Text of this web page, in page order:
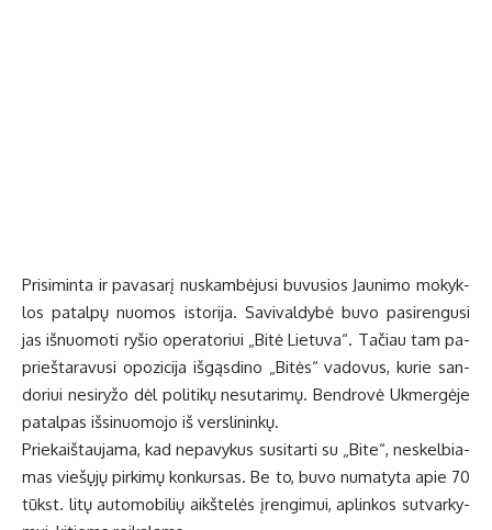
Pri­si­min­ta ir pa­va­sa­rį nu­skam­bė­ju­si bu­vu­sios Jau­ni­mo mo­kyk­
los pa­tal­pų nuo­mos is­to­ri­ja. Sa­vi­val­dy­bė bu­vo pa­si­ren­gu­si
jas iš­nuo­mo­ti ry­šio ope­ra­to­riui „Bi­tė Lie­tu­va“. Ta­čiau tam pa­
prieš­ta­ra­vu­si opo­zi­ci­ja iš­gąs­di­no „Bi­tės“ va­do­vus, ku­rie san­
do­riui ne­si­ry­žo dėl po­li­ti­kų ne­su­ta­ri­mų. Ben­dro­vė Uk­mer­gė­je
pa­tal­pas iš­si­nuo­mo­jo iš ver­sli­nin­kų.
Prie­kaiš­tau­ja­ma, kad ne­pa­vy­kus su­si­tar­ti su „Bi­te“, ne­skel­bia­
mas vie­šų­jų pir­ki­mų kon­kur­sas. Be to, bu­vo nu­ma­ty­ta apie 70
tūkst. li­tų au­to­mo­bi­lių aikš­te­lės įren­gi­mui, ap­lin­kos su­tvar­ky­